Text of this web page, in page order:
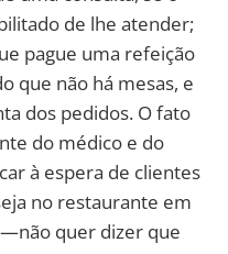
de lhe atender;
pague uma refeição
que não há mesas, e
dos pedidos. O fato
do médico e do
à espera de clientes
no restaurante em
quer dizer que